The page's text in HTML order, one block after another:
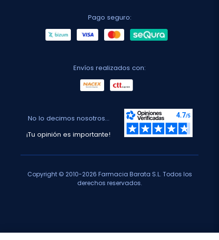
Pago seguro:
Envíos realizados con:
No lo decimos nosotros...
¡Tu opinión es importante!
Copyright © 2010-2026 Farmacia Barata S.L. Todos los
derechos reservados.